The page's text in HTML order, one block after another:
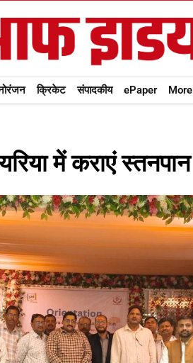
क्रिकेट संपादकीय ePaper More
में कराएं स्तनपान